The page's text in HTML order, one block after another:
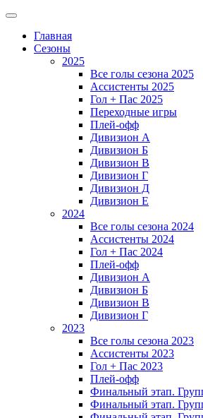
Главная
Сезоны
2025
Все голы сезона 2025
Ассистенты 2025
Гол + Пас 2025
Переходные игры
Плей-офф
Дивизион A
Дивизион Б
Дивизион В
Дивизион Г
Дивизион Д
Дивизион Е
2024
Все голы сезона 2024
Ассистенты 2024
Гол + Пас 2024
Плей-офф
Дивизион A
Дивизион Б
Дивизион В
Дивизион Г
2023
Все голы сезона 2023
Ассистенты 2023
Гол + Пас 2023
Плей-офф
Финальный этап.
Финальный этап.